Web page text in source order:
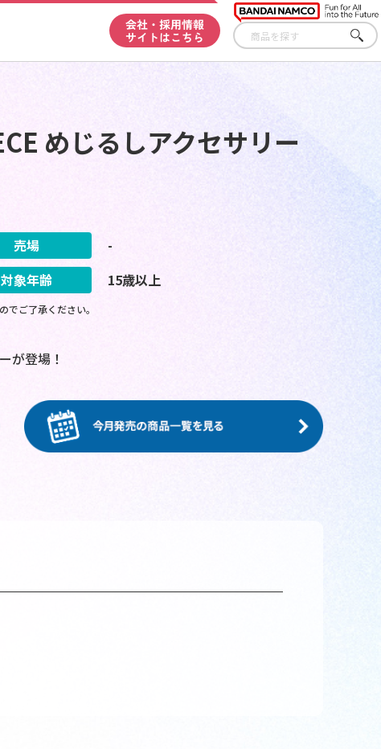
会社・採用情報
サイトはこちら
さが
す
めじるしアクセサリー
売場
-
対象年齢 15歳以上
ご了承ください。
が登場！